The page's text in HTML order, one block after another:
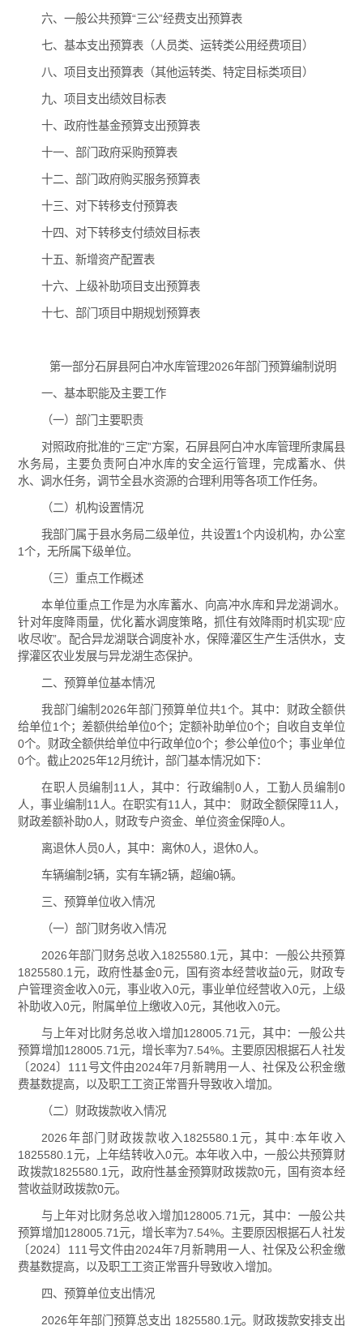
六、一般公共预算“三公”经费支出预算表
七、基本支出预算表（人员类、运转类公用经费项目）
八、项目支出预算表（其他运转类、特定目标类项目）
九、项目支出绩效目标表
十、政府性基金预算支出预算表
十一、部门政府采购预算表
十二、部门政府购买服务预算表
十三、对下转移支付预算表
十四、对下转移支付绩效目标表
十五、新增资产配置表
十六、上级补助项目支出预算表
十七、部门项目中期规划预算表
第一部分石屏县阿白冲水库管理2026年部门预算编制说明
一、基本职能及主要工作
（一）部门主要职责
对照政府批准的“三定”方案，石屏县阿白冲水库管理所隶属县
水务局，主要负责阿白冲水库的安全运行管理，完成蓄水、供
水、调水任务，调节全县水资源的合理利用等各项工作任务。
（二）机构设置情况
我部门属于县水务局二级单位，共设置1个内设机构，办公室
1个，无所属下级单位。
（三）重点工作概述
本单位重点工作是为水库蓄水、向高冲水库和异龙湖调水。
针对年度降雨量，优化蓄水调度策略，抓住有效降雨时机实现“应
收尽收”。配合异龙湖联合调度补水，保障灌区生产生活供水，支
撑灌区农业发展与异龙湖生态保护。
二、预算单位基本情况
我部门编制2026年部门预算单位共1个。其中：财政全额供
给单位1个；差额供给单位0个；定额补助单位0个；自收自支单位
0个。财政全额供给单位中行政单位0个；参公单位0个；事业单位
0个。截止2025年12月统计，部门基本情况如下：
在职人员编制11人，其中：行政编制0人，工勤人员编制0
人，事业编制11人。在职实有11人，其中： 财政全额保障11人，
财政差额补助0人，财政专户资金、单位资金保障0人。
离退休人员0人，其中：离休0人，退休0人。
车辆编制2辆，实有车辆2辆，超编0辆。
三、预算单位收入情况
（一）部门财务收入情况
2026年部门财务总收入1825580.1元，其中：一般公共预算
1825580.1元，政府性基金0元，国有资本经营收益0元，财政专
户管理资金收入0元，事业收入0元，事业单位经营收入0元，上级
补助收入0元，附属单位上缴收入0元，其他收入0元。
与上年对比财务总收入增加128005.71元，其中：一般公共
预算增加128005.71元，增长率为7.54%。主要原因根据石人社发
〔2024〕111号文件由2024年7月新聘用一人、社保及公积金缴
费基数提高，以及职工工资正常晋升导致收入增加。
（二）财政拨款收入情况
2026年部门财政拨款收入1825580.1元，其中:本年收入
1825580.1元，上年结转收入0元。本年收入中，一般公共预算财
政拨款1825580.1元，政府性基金预算财政拨款0元，国有资本经
营收益财政拨款0元。
与上年对比财务总收入增加128005.71元，其中：一般公共
预算增加128005.71元，增长率为7.54%。主要原因根据石人社发
〔2024〕111号文件由2024年7月新聘用一人、社保及公积金缴
费基数提高，以及职工工资正常晋升导致收入增加。
四、预算单位支出情况
2026年年部门预算总支出 1825580.1元。财政拨款安排支出